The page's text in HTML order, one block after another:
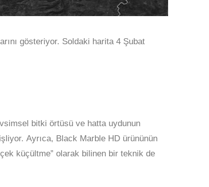
gösteriyor. Soldaki harita 4 Şubat
bitki örtüsü ve hatta uydunun
Ayrıca, Black Marble HD ürününün
küçültme” olarak bilinen bir teknik de